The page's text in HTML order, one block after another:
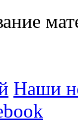
Наши